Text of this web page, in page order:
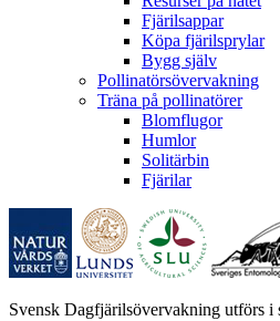
Fjärilsappar
Köpa fjärilsprylar
Bygg själv
Pollinatörsövervakning
Träna på pollinatörer
Blomflugor
Humlor
Solitärbin
Fjärilar
Svensk Dagfjärilsövervakning utförs i